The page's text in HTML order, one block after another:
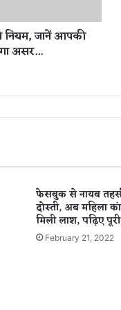
जानें आपकी
असर...
फेसबुक से नायब
दोस्ती, अब महिला
मिली लाश, पढ़िए
February 21, 2022